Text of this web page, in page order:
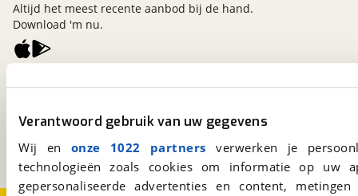
Verantwoord gebruik van uw gegevens
Wij en onze 1022 partners verwerken je
technologieën zoals cookies om informatie op
gepersonaliseerde advertenties en content,
viaBOVAG.nl
3981 AJ Bunnik
Een initiatief van
BOVAG
Altijd het meest recente aanbod bij de hand.
Download 'm nu.